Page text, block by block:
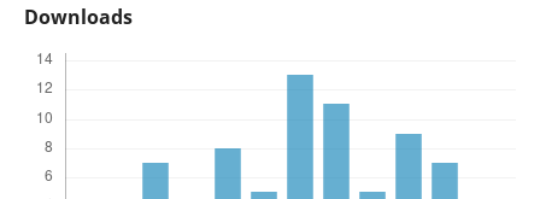
Downloads